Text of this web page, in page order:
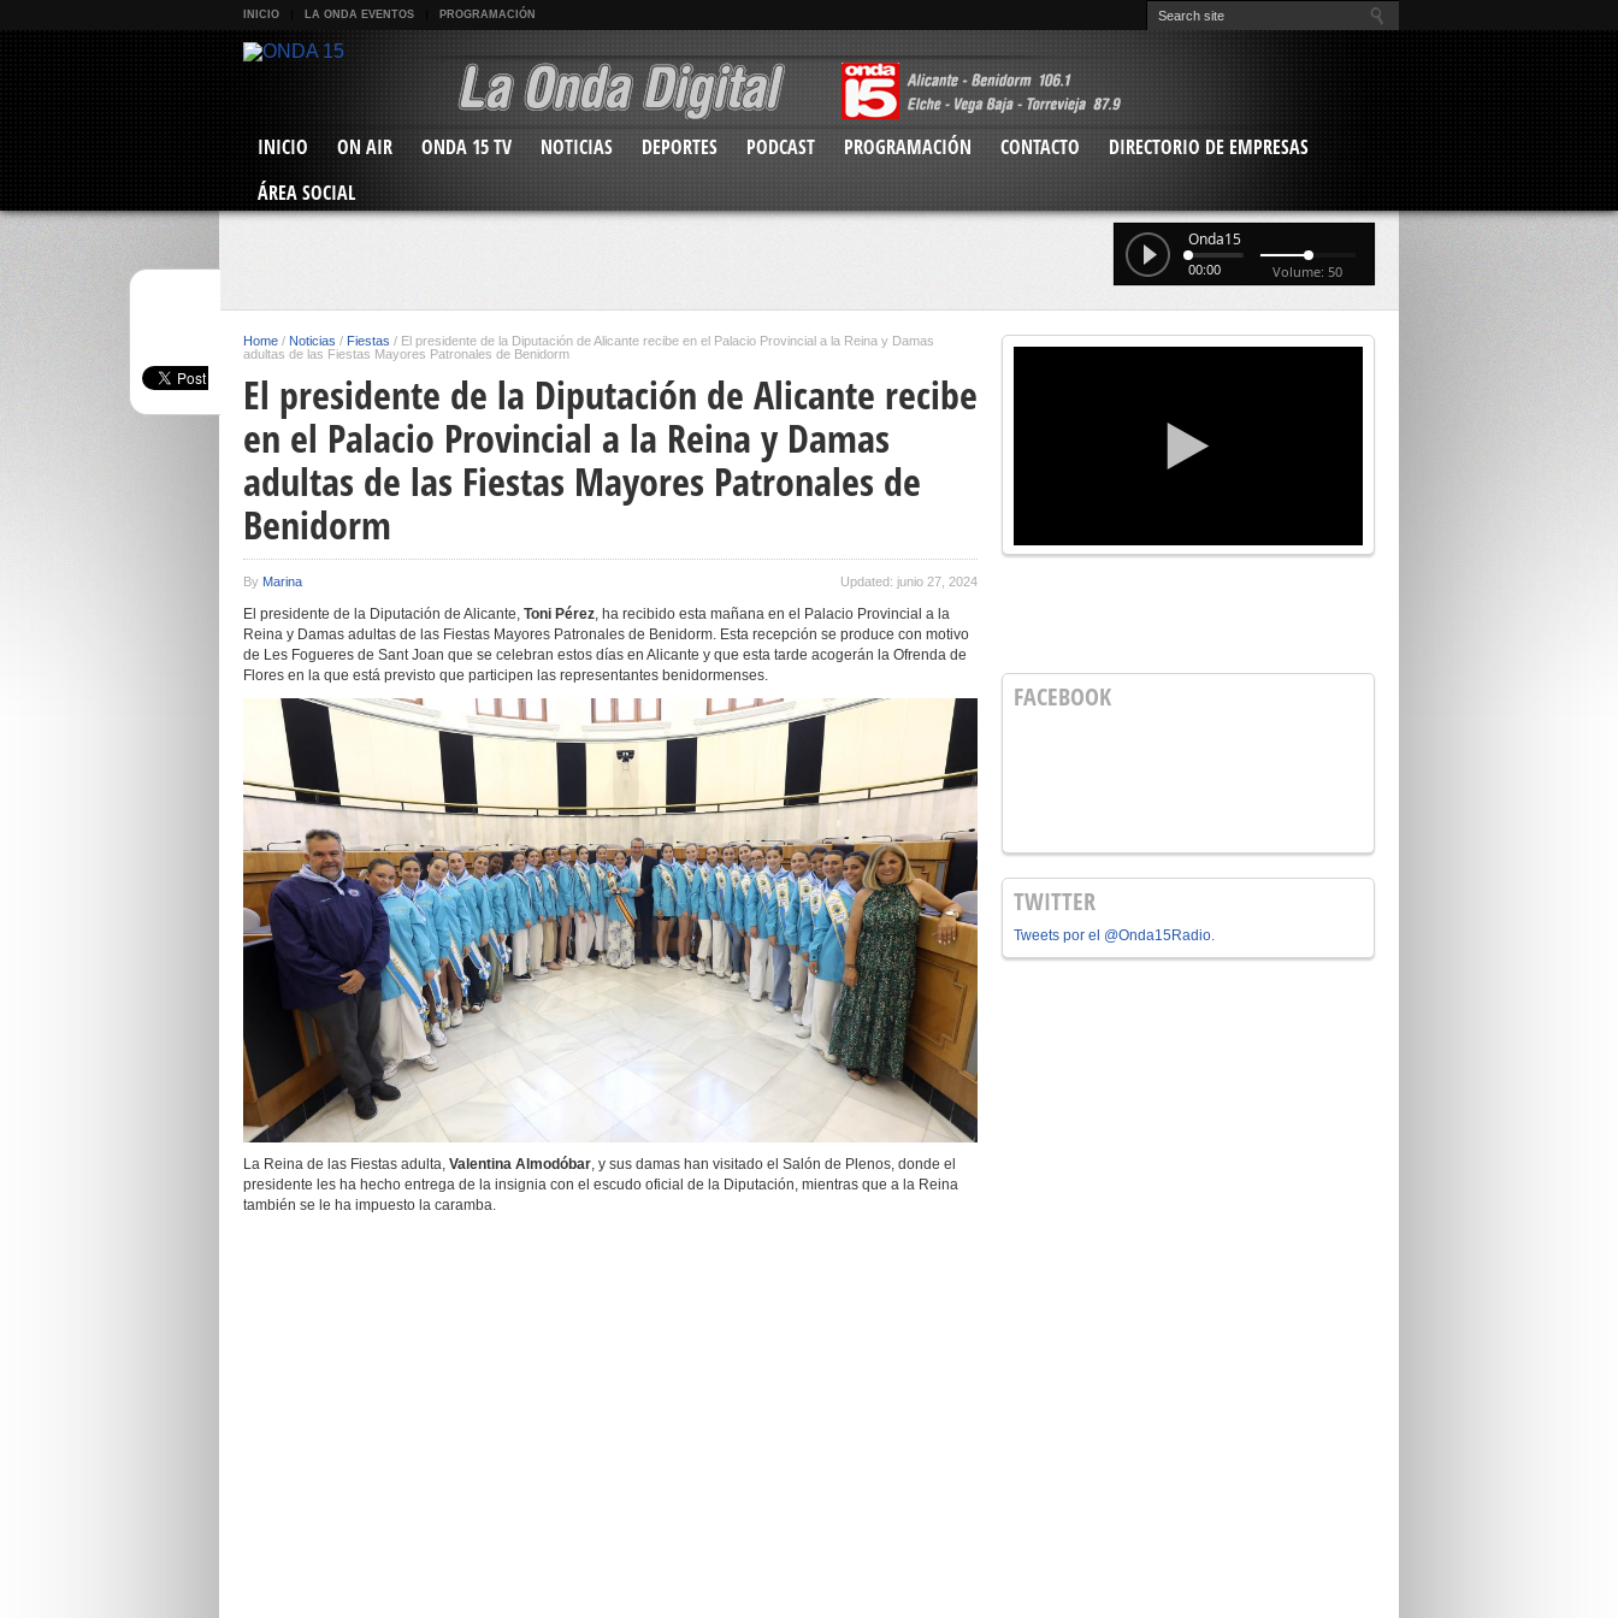
INICIO LA ONDA EVENTOS PROGRAMACIÓN
INICIO ON AIR ONDA 15 TV NOTICIAS DEPORTES PODCAST PROGRAMACIÓN CONTACTO
DIRECTORIO DE EMPRESAS
ÁREA SOCIAL
Onda15
00:00 Volume: 50
Home / Noticias / Fiestas / El presidente de la Diputación de Alicante recibe en el Palacio Provincial a la Reina y Damas
adultas de las Fiestas Mayores Patronales de Benidorm
El presidente de la Diputación de Alicante recibe
en el Palacio Provincial a la Reina y Damas
adultas de las Fiestas Mayores Patronales de
Benidorm
By Marina Updated: junio 27, 2024
El presidente de la Diputación de Alicante, Toni Pérez, ha recibido esta mañana en el Palacio Provincial a la
Reina y Damas adultas de las Fiestas Mayores Patronales de Benidorm. Esta recepción se produce con motivo
de Les Fogueres de Sant Joan que se celebran estos días en Alicante y que esta tarde acogerán la Ofrenda de
Flores en la que está previsto que participen las representantes benidormenses.
La Reina de las Fiestas adulta, Valentina Almodóbar, y sus damas han visitado el Salón de Plenos, donde el
presidente les ha hecho entrega de la insignia con el escudo oficial de la Diputación, mientras que a la Reina
también se le ha impuesto la caramba.
FACEBOOK
TWITTER
Tweets por el @Onda15Radio.